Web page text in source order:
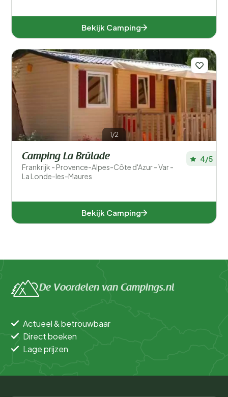
Bekijk Camping
1/2
Camping La Brûlade
Frankrijk - Provence-Alpes-Côte d'Azur - Var -
La Londe-les-Maures
4/5
Bekijk Camping
De Voordelen van Campings.nl
Actueel & betrouwbaar
Direct boeken
Lage prijzen